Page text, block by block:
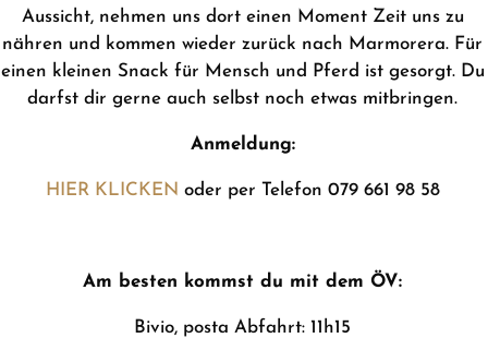
Aussicht, nehmen uns dort einen Moment Zeit uns zu
nähren und kommen wieder zurück nach Marmorera. Für
einen kleinen Snack für Mensch und Pferd ist gesorgt. Du
darfst dir gerne auch selbst noch etwas mitbringen.
Anmeldung:
HIER KLICKEN oder per Telefon 079 661 98 58
Am besten kommst du mit dem ÖV:
Bivio, posta Abfahrt: 11h15